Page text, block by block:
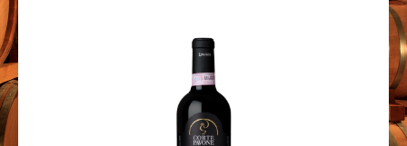
Bildergalerie überspringen